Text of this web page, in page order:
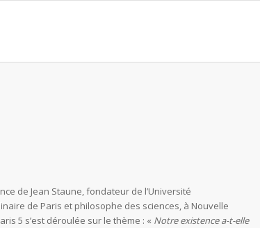
de Jean Staune, fondateur de l’Université
de Paris et philosophe des sciences, à Nouvelle
5 s’est déroulée sur le thème : « Notre existence a-t-elle